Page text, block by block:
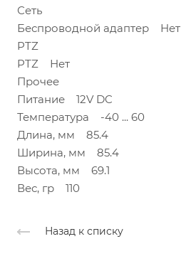
Сеть
Беспроводной адаптер Нет
PTZ
PTZ Нет
Прочее
Питание 12V DC
Температура -40 ... 60
Длина, мм 85.4
Ширина, мм 85.4
Высота, мм 69.1
Вес, гр 110
Назад к списку